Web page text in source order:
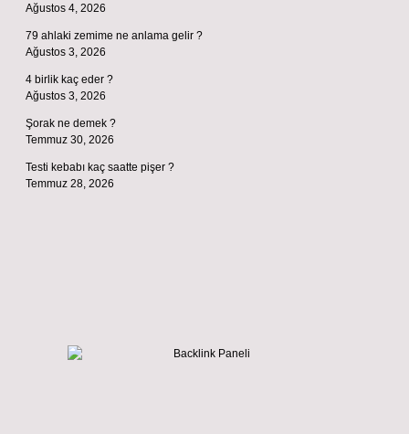
Ağustos 4, 2026
79 ahlaki zemime ne anlama gelir ?
Ağustos 3, 2026
4 birlik kaç eder ?
Ağustos 3, 2026
Şorak ne demek ?
Temmuz 30, 2026
Testi kebabı kaç saatte pişer ?
Temmuz 28, 2026